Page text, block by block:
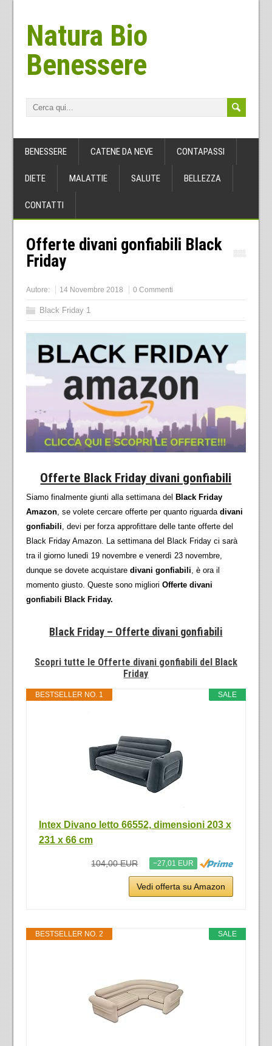
Natura Bio
Benessere
BENESSERE CATENE DA NEVE CONTAPASSI
DIETE MALATTIE SALUTE BELLEZZA
CONTATTI
Offerte divani gonfiabili Black
Friday
Autore: 14 Novembre 2018 0 Commenti
Black Friday 1
Offerte Black Friday divani gonfiabili
Siamo finalmente giunti alla settimana del Black Friday
Amazon, se volete cercare offerte per quanto riguarda divani
gonfiabili , devi per forza approfittare delle tante offerte del
Black Friday Amazon. La settimana del Black Friday ci sarà
tra il giorno lunedì 19 novembre e venerdì 23 novembre,
dunque se dovete acquistare divani gonfiabili , è ora il
momento giusto. Queste sono migliori Offerte divani
gonfiabili Black Friday.
Black Friday – Offerte divani gonfiabili
Scopri tutte le Offerte divani gonfiabili del Black
Friday
SALE
BESTSELLER NO. 1
Intex Divano letto 66552, dimensioni 203 x
231 x 66 cm
104,00 EUR −27,01 EUR
Vedi offerta su Amazon
SALE
BESTSELLER NO. 2